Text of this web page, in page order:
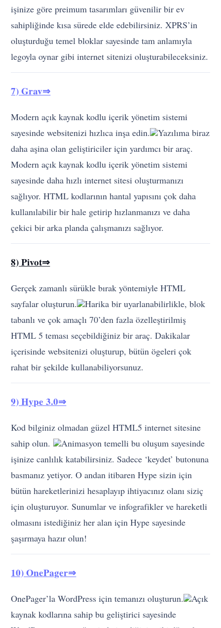
legoyla oynar gibi internet sitenizi oluşturabileceksiniz.
7) Grav⇒
daha aşina olan geliştiriciler için yardımcı bir araç.
Modern açık kaynak kodlu içerik yönetim sistemi
sayesinde daha hızlı internet sitesi oluşturmanızı
sağlıyor. HTML kodlarının hantal yapısını çok daha
kullanılabilir bir hale getirip hızlanmanızı ve daha
çekici bir arka planda çalışmanızı sağlıyor.
8) Pivot⇒
tabanlı ve çok amaçlı 70’den fazla özelleştirilmiş
HTML 5 teması seçebildiğiniz bir araç. Dakikalar
içerisinde websitenizi oluşturup, bütün ögeleri çok
rahat bir şekilde kullanabiliyorsunuz.
9) Hype 3.0⇒
işinize canlılık katabilirsiniz. Sadece ‘keydet’ butonuna
basmanız yetiyor. O andan itibaren Hype sizin için
bütün hareketlerinizi hesaplayıp ihtiyacınız olanı siziç
için oluşturuyor. Sunumlar ve infografikler ve hareketli
olmasını istediğiniz her alan için Hype sayesinde
şaşırmaya hazır olun!
10) OnePager⇒
WordPress temanız üzerinde istediğiniz gibi düzenleme
yapabilecek, SEO dostu düzenlemeyle çok daha
erişilebilir hale geleceksiniz. Geliştirmeye tamamen